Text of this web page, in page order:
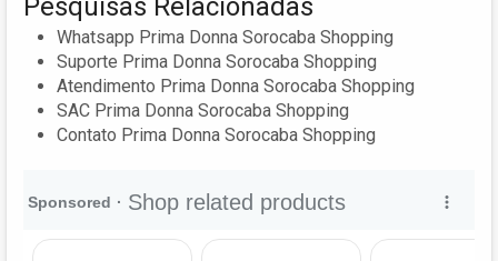
Whatsapp Prima Donna Sorocaba Shopping
Suporte Prima Donna Sorocaba Shopping
Atendimento Prima Donna Sorocaba Shopping
SAC Prima Donna Sorocaba Shopping
Contato Prima Donna Sorocaba Shopping